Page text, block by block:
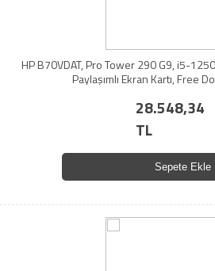
HP B70VDAT, Pro Tower 290 G9, i5-12500, 8Gb
Paylaşımlı Ekran Kartı, Free
28.548,34
TL
Sepete Ekle